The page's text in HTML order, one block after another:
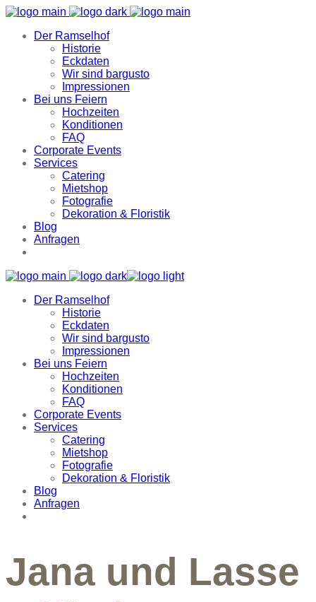
Der Ramselhof
Historie
Eckdaten
Wir sind bargusto
Impressionen
Bei uns Feiern
Hochzeiten
Konditionen
FAQ
Corporate Events
Services
Catering
Mietshop
Fotografie
Dekoration & Floristik
Blog
Anfragen
Der Ramselhof
Historie
Eckdaten
Wir sind bargusto
Impressionen
Bei uns Feiern
Hochzeiten
Konditionen
FAQ
Corporate Events
Services
Catering
Mietshop
Fotografie
Dekoration & Floristik
Blog
Anfragen
Jana und Lasse